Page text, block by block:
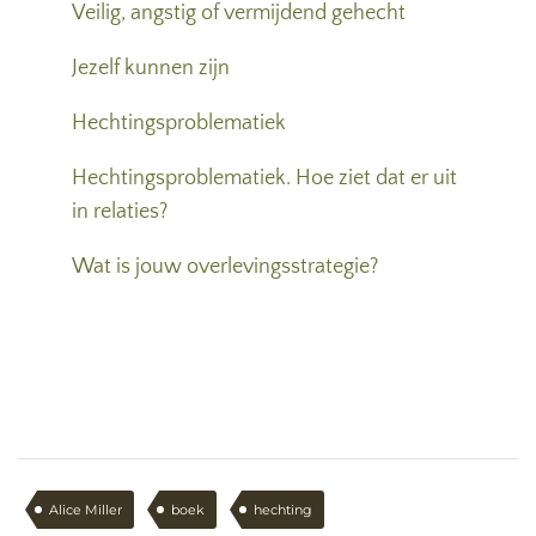
Veilig, angstig of vermijdend gehecht
Jezelf kunnen zijn
Hechtingsproblematiek
Hechtingsproblematiek. Hoe ziet dat er uit
in relaties?
Wat is jouw overlevingsstrategie?
Alice Miller boek hechting